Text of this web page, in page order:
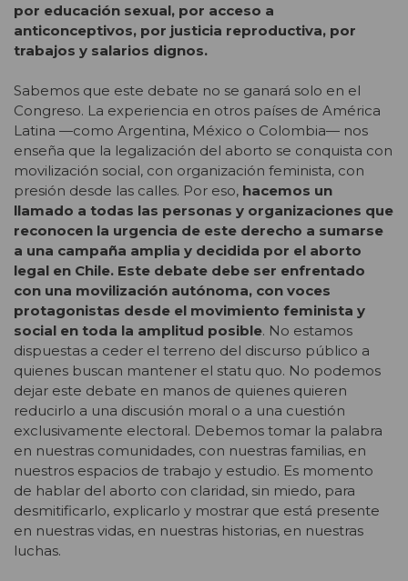
por educación sexual, por acceso a
anticonceptivos, por justicia reproductiva, por
trabajos y salarios dignos.
Sabemos que este debate no se ganará solo en el
Congreso. La experiencia en otros países de América
Latina —como Argentina, México o Colombia— nos
enseña que la legalización del aborto se conquista con
movilización social, con organización feminista, con
presión desde las calles. Por eso, hacemos un
llamado a todas las personas y organizaciones que
reconocen la urgencia de este derecho a sumarse
a una campaña amplia y decidida por el aborto
legal en Chile. Este debate debe ser enfrentado
con una movilización autónoma, con voces
protagonistas desde el movimiento feminista y
social en toda la amplitud posible. No estamos
dispuestas a ceder el terreno del discurso público a
quienes buscan mantener el statu quo. No podemos
dejar este debate en manos de quienes quieren
reducirlo a una discusión moral o a una cuestión
exclusivamente electoral. Debemos tomar la palabra
en nuestras comunidades, con nuestras familias, en
nuestros espacios de trabajo y estudio. Es momento
de hablar del aborto con claridad, sin miedo, para
desmitificarlo, explicarlo y mostrar que está presente
en nuestras vidas, en nuestras historias, en nuestras
luchas.